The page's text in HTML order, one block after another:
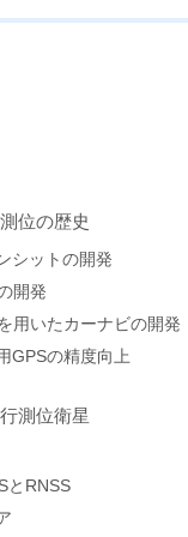
位の歴史
シットの開発
開発
用いたカーナビの開発
GPSの精度向上
測位衛星
とRNSS